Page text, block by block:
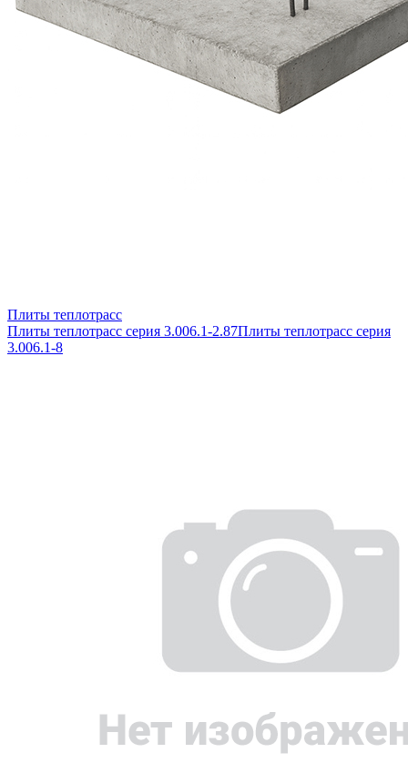
Плиты теплотрасс
Плиты теплотрасс серия 3.006.1-2.87Плиты теплотрасс серия
3.006.1-8